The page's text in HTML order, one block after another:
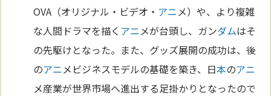
OVA（オリジナル・ビデオ・ アニ メ）や、より複雑
な人間ドラマを描く アニ メが台頭し、ガンダムはそ
の先駆けとなった。また、グッズ展開の成功は、後
のアニ メビジネスモデルの基礎を築き、日本のアニ
メ産業が世界市場へ進出する足掛かりとなったので